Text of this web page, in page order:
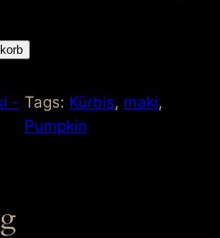
- Tags: Kürbis, maki
Pumpkin